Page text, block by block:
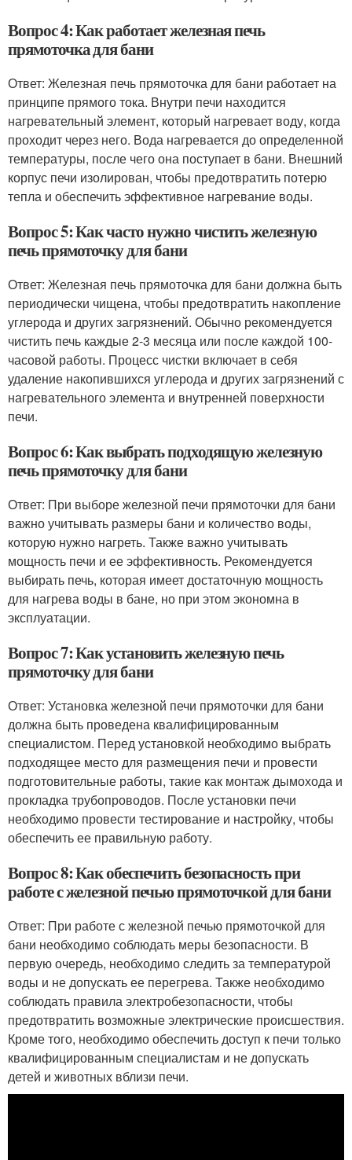
Вопрос 4: Как работает железная печь
прямоточка для бани
Ответ: Железная печь прямоточка для бани работает на
принципе прямого тока. Внутри печи находится
нагревательный элемент, который нагревает воду, когда
проходит через него. Вода нагревается до определенной
температуры, после чего она поступает в бани. Внешний
корпус печи изолирован, чтобы предотвратить потерю
тепла и обеспечить эффективное нагревание воды.
Вопрос 5: Как часто нужно чистить железную
печь прямоточку для бани
Ответ: Железная печь прямоточка для бани должна быть
периодически чищена, чтобы предотвратить накопление
углерода и других загрязнений. Обычно рекомендуется
чистить печь каждые 2-3 месяца или после каждой 100-
часовой работы. Процесс чистки включает в себя
удаление накопившихся углерода и других загрязнений с
нагревательного элемента и внутренней поверхности
печи.
Вопрос 6: Как выбрать подходящую железную
печь прямоточку для бани
Ответ: При выборе железной печи прямоточки для бани
важно учитывать размеры бани и количество воды,
которую нужно нагреть. Также важно учитывать
мощность печи и ее эффективность. Рекомендуется
выбирать печь, которая имеет достаточную мощность
для нагрева воды в бане, но при этом экономна в
эксплуатации.
Вопрос 7: Как установить железную печь
прямоточку для бани
Ответ: Установка железной печи прямоточки для бани
должна быть проведена квалифицированным
специалистом. Перед установкой необходимо выбрать
подходящее место для размещения печи и провести
подготовительные работы, такие как монтаж дымохода и
прокладка трубопроводов. После установки печи
необходимо провести тестирование и настройку, чтобы
обеспечить ее правильную работу.
Вопрос 8: Как обеспечить безопасность при
работе с железной печью прямоточкой для бани
Ответ: При работе с железной печью прямоточкой для
бани необходимо соблюдать меры безопасности. В
первую очередь, необходимо следить за температурой
воды и не допускать ее перегрева. Также необходимо
соблюдать правила электробезопасности, чтобы
предотвратить возможные электрические происшествия.
Кроме того, необходимо обеспечить доступ к печи только
квалифицированным специалистам и не допускать
детей и животных вблизи печи.